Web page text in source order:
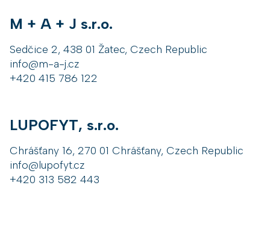
M + A + J s.r.o.
Sedčice 2, 438 01 Žatec, Czech Republic
info@m-a-j.cz
+420 415 786 122
LUPOFYT, s.r.o.
Chrášťany 16, 270 01 Chrášťany, Czech Republic
info@lupofyt.cz
+420 313 582 443